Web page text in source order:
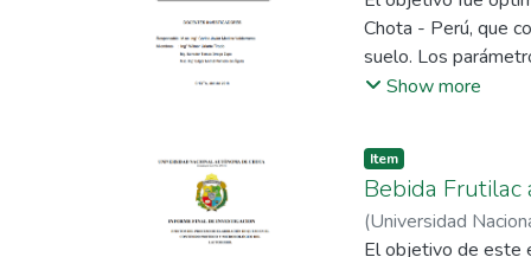
Chota - Perú, que
suelo. Los
temperatura,
FeSO4 y H2O2 y
respuesta con el
concentración
observó una
Show more
Item
Bebida
(Universidad
Flor Alicia
El objetivo de este